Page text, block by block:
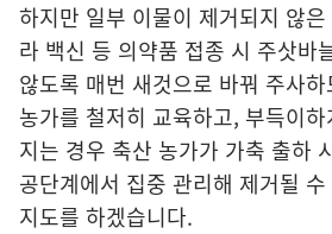
하지만 일부 이물이 제거되지 않
라 백신 등 의약품 접종 시 주삿바
않도록 매번 새것으로 바꿔 주사
농가를 철저히 교육하고, 부득이
지는 경우 축산 농가가 가축 출하
공단계에서 집중 관리해 제거될
지도를 하겠습니다.